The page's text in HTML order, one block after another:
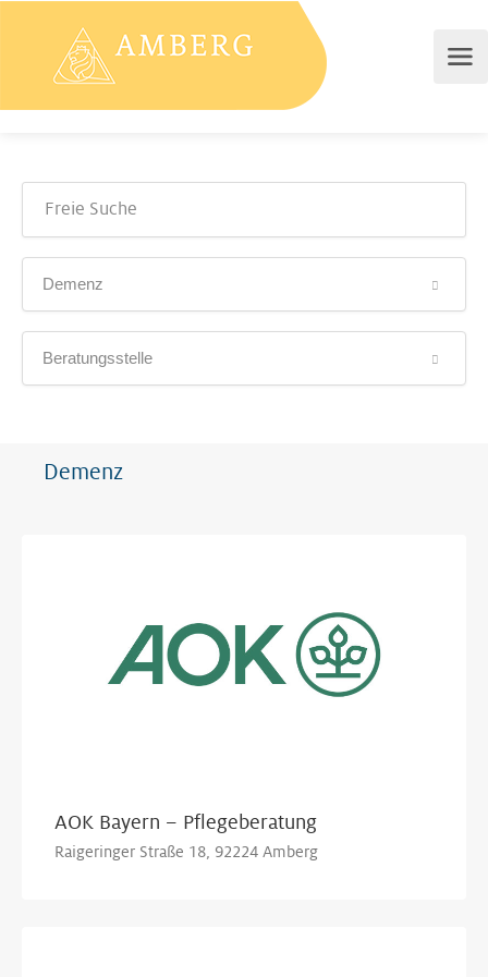
Demenz
Beratungsstelle
Demenz
AOK Bayern – Pflegeberatung
Raigeringer Straße 18, 92224 Amberg